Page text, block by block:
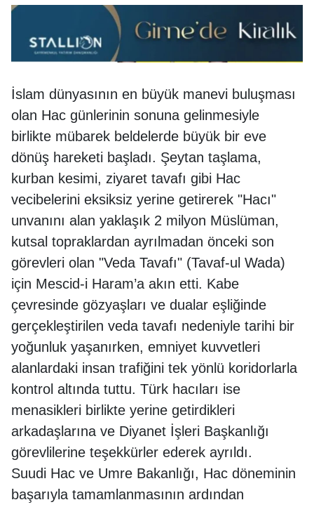
İslam dünyasının en büyük manevi buluşması
olan Hac günlerinin sonuna gelinmesiyle
birlikte mübarek beldelerde büyük bir eve
dönüş hareketi başladı. Şeytan taşlama,
kurban kesimi, ziyaret tavafı gibi Hac
vecibelerini eksiksiz yerine getirerek "Hacı"
unvanını alan yaklaşık 2 milyon Müslüman,
kutsal topraklardan ayrılmadan önceki son
görevleri olan "Veda Tavafı" (Tavaf-ul Wada)
için Mescid-i Haram’a akın etti. Kabe
çevresinde gözyaşları ve dualar eşliğinde
gerçekleştirilen veda tavafı nedeniyle tarihi bir
yoğunluk yaşanırken, emniyet kuvvetleri
alanlardaki insan trafiğini tek yönlü koridorlarla
kontrol altında tuttu. Türk hacıları ise
menasikleri birlikte yerine getirdikleri
arkadaşlarına ve Diyanet İşleri Başkanlığı
görevlilerine teşekkürler ederek ayrıldı.
Suudi Hac ve Umre Bakanlığı, Hac döneminin
başarıyla tamamlanmasının ardından